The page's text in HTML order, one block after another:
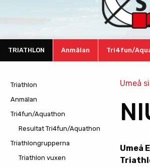
TRIATHLON Anmälan Tri4fun/
Umeå
Umeå
Triathlon
Anmälan
Tri4fun/Aquathon
Resultat Tri4fun/Aquathon
Triathlongrupperna
Triathlon vuxen